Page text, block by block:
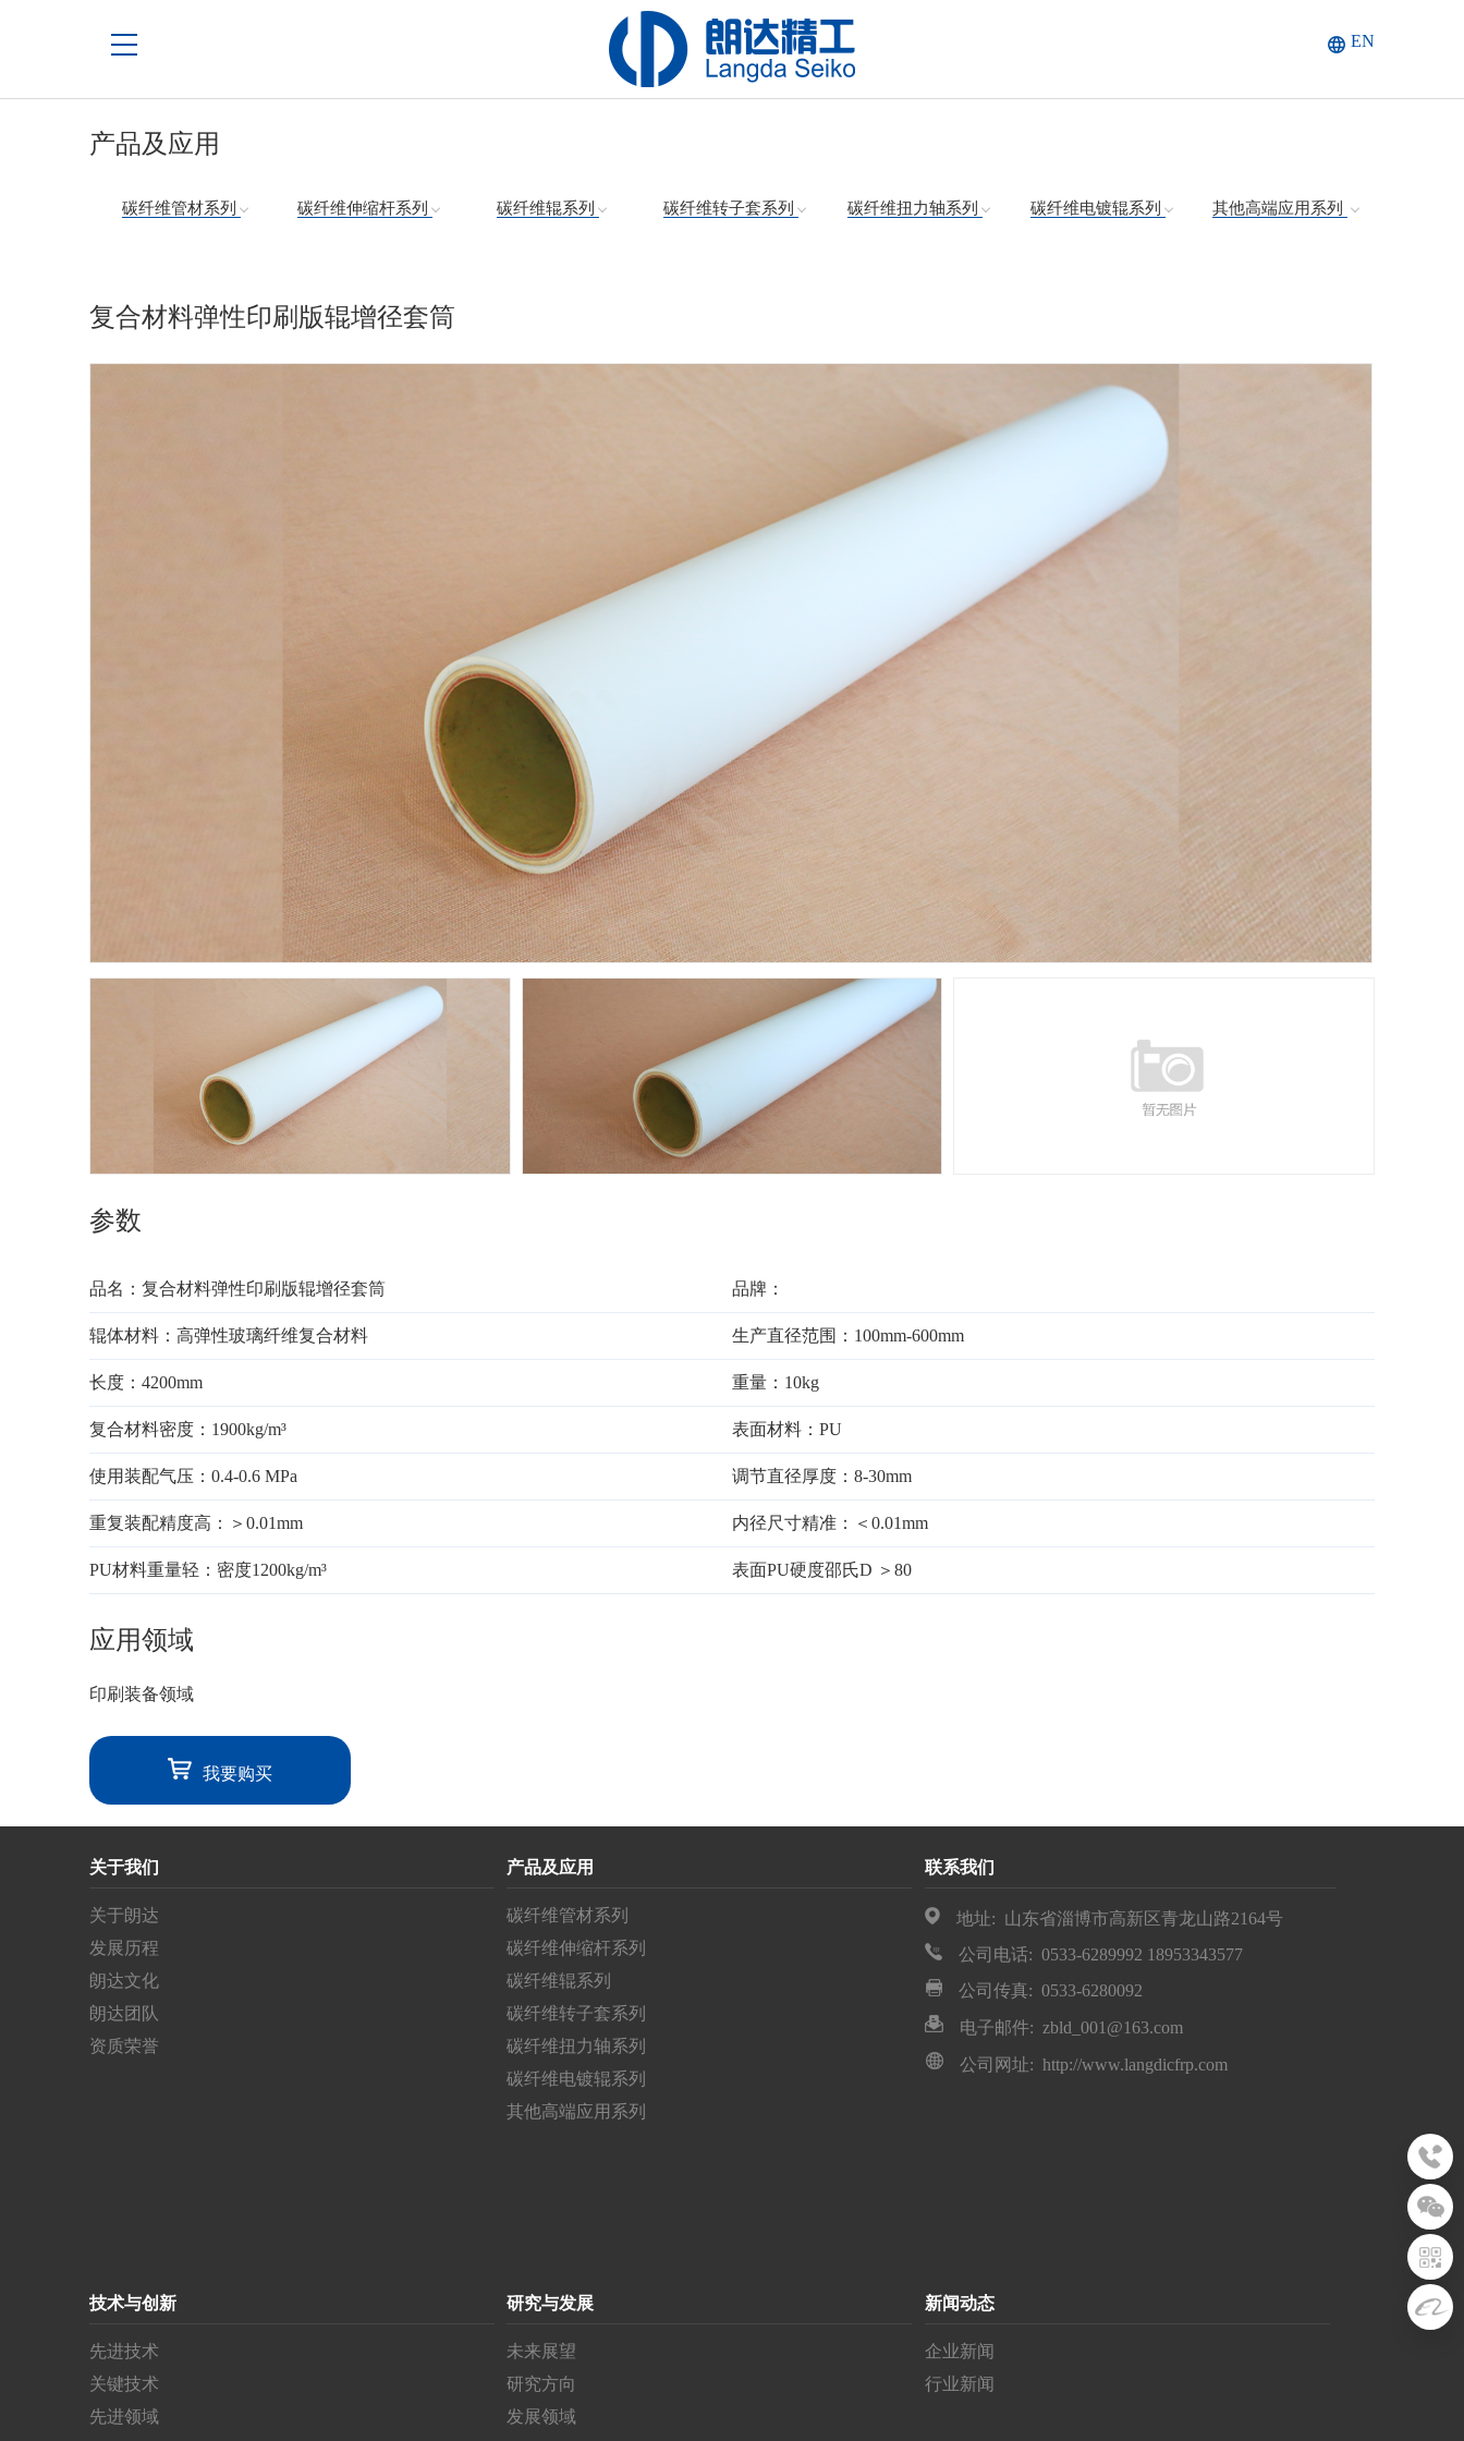
EN
产品及应用
碳纤维管材系列 碳纤维伸缩杆系列 碳纤维辊系列 碳纤维转子套系列 碳纤维扭力轴系列 碳纤维电镀辊系列 其他高端应用系列
复合材料弹性印刷版辊增径套筒
参数
品名：复合材料弹性印刷版辊增径套筒 品牌：
辊体材料：高弹性玻璃纤维复合材料 生产直径范围：100mm-600mm
长度：4200mm 重量：10kg
复合材料密度：1900kg/m³ 表面材料：PU
使用装配气压：0.4-0.6 MPa 调节直径厚度：8-30mm
重复装配精度高：＞0.01mm 内径尺寸精准：＜0.01mm
PU材料重量轻：密度1200kg/m³ 表面PU硬度邵氏D ＞80
应用领域
印刷装备领域
我要购买
关于我们
关于朗达
发展历程
朗达文化
朗达团队
资质荣誉
产品及应用
碳纤维管材系列
碳纤维伸缩杆系列
碳纤维辊系列
碳纤维转子套系列
碳纤维扭力轴系列
碳纤维电镀辊系列
其他高端应用系列
联系我们
地址: 山东省淄博市高新区青龙山路2164号
公司电话: 0533-6289992 18953343577
公司传真: 0533-6280092
电子邮件: zbld_001@163.com
公司网址: http://www.langdicfrp.com
技术与创新
先进技术
关键技术
先进领域
研究与发展
未来展望
研究方向
发展领域
新闻动态
企业新闻
行业新闻